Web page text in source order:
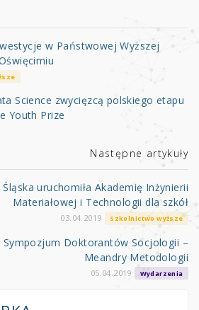
w Państwowej Wyższej
Science zwycięzcą polskiego etapu
Youth Prize
Następne artykuły
uruchomiła Akademię Inżynierii
Materiałowej i Technologii dla szkół
03.04.2019 Szkolnictwo wyższe
Sympozjum Doktorantów Socjologii –
Meandry Metodologii
05.04.2019 Wydarzenia